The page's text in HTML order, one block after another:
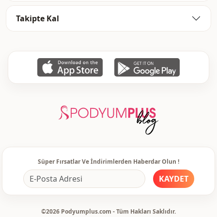
Sti̇l
Orta
Drapeli
Uzun kol
Fermuarlı
Detay Kemerli
Davet
Takipte Kal
Süper Fırsatlar Ve İndirimlerden Haberdar Olun !
KAYDET
©2026 Podyumplus.com - Tüm Hakları Saklıdır.